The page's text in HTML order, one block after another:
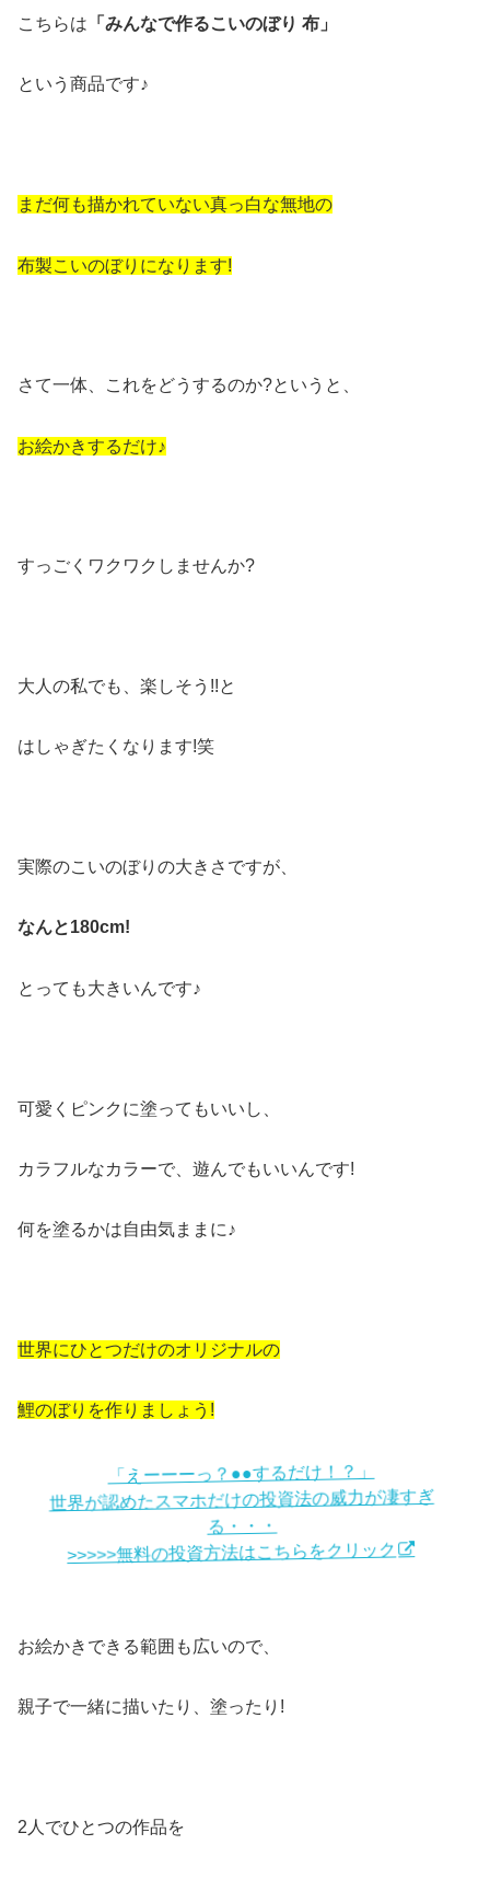
こちらは 「みんなで作るこいのぼり 布」
という商品です♪
まだ何も描かれていない真っ白な無地の
布製こいのぼりになります!
さて一体、これをどうするのか?というと、
お絵かきするだけ♪
すっごくワクワクしませんか?
大人の私でも、楽しそう!!と
はしゃぎたくなります!笑
実際のこいのぼりの大きさですが、
なんと180cm!
とっても大きいんです♪
可愛くピンクに塗ってもいいし、
カラフルなカラーで、遊んでもいいんです!
何を塗るかは自由気ままに♪
世界にひとつだけのオリジナルの
鯉のぼりを作りましょう!
「えーーーっ？●●するだけ！？」
世界が認めたスマホだけの投資法の威力が凄すぎ
る・・・
>>>>>無料の投資方法はこちらをクリック
お絵かきできる範囲も広いので、
親子で一緒に描いたり、塗ったり!
2人でひとつの作品を